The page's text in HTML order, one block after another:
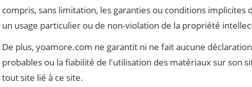
compris, sans limitation, les garanties ou conditions implicites
un usage particulier ou de non-violation de la propriété
De plus, yoamore.com ne garantit ni ne fait aucune
probables ou la fiabilité de l'utilisation des matériaux sur son
tout site lié à ce site.